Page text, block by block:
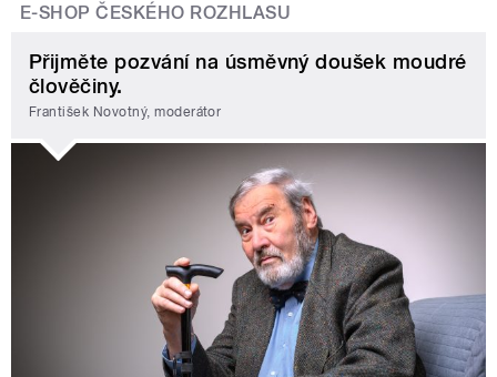
E-SHOP ČESKÉHO ROZHLASU
Přijměte pozvání na úsměvný doušek moudré
člověčiny.
František Novotný, moderátor